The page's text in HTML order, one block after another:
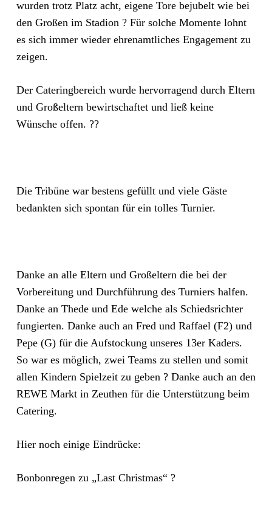
wurden trotz Platz acht, eigene Tore bejubelt wie bei
den Großen im Stadion ? Für solche Momente lohnt
es sich immer wieder ehrenamtliches Engagement zu
zeigen.
Der Cateringbereich wurde hervorragend durch Eltern
und Großeltern bewirtschaftet und ließ keine
Wünsche offen. ??
Die Tribüne war bestens gefüllt und viele Gäste
bedankten sich spontan für ein tolles Turnier.
Danke an alle Eltern und Großeltern die bei der
Vorbereitung und Durchführung des Turniers halfen.
Danke an Thede und Ede welche als Schiedsrichter
fungierten. Danke auch an Fred und Raffael (F2) und
Pepe (G) für die Aufstockung unseres 13er Kaders.
So war es möglich, zwei Teams zu stellen und somit
allen Kindern Spielzeit zu geben ? Danke auch an den
REWE Markt in Zeuthen für die Unterstützung beim
Catering.
Hier noch einige Eindrücke:
Bonbonregen zu „Last Christmas“ ?